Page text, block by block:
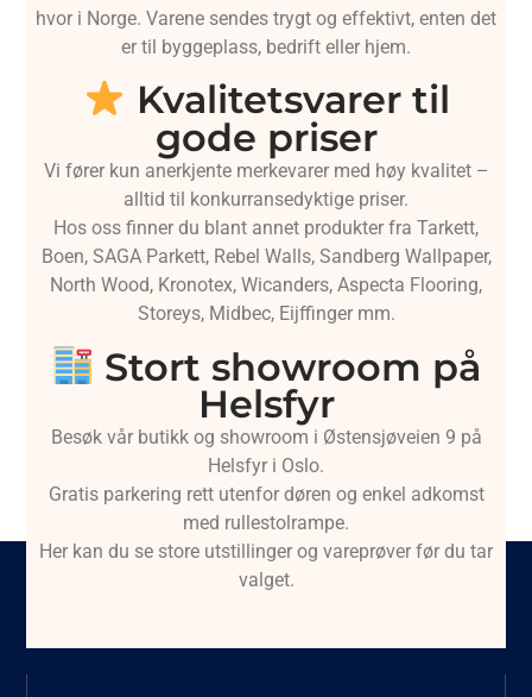
hvor i Norge. Varene sendes trygt og effektivt, enten det
er til byggeplass, bedrift eller hjem.
Kvalitetsvarer til
gode priser
Vi fører kun anerkjente merkevarer med høy kvalitet –
alltid til konkurransedyktige priser.
Hos oss finner du blant annet produkter fra Tarkett,
Boen, SAGA Parkett, Rebel Walls, Sandberg Wallpaper,
North Wood, Kronotex, Wicanders, Aspecta Flooring,
Storeys, Midbec, Eijffinger mm.
Stort showroom på
Helsfyr
Besøk vår butikk og showroom i Østensjøveien 9 på
Helsfyr i Oslo.
Gratis parkering rett utenfor døren og enkel adkomst
med rullestolrampe.
Her kan du se store utstillinger og vareprøver før du tar
valget.